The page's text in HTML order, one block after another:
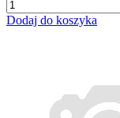
Dodaj do koszyka